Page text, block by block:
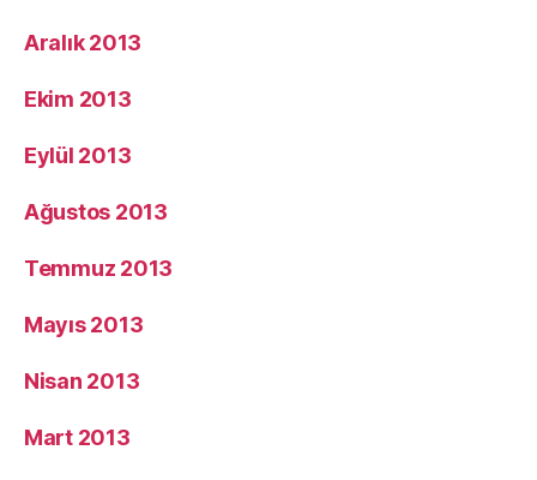
Aralık 2013
Ekim 2013
Eylül 2013
Ağustos 2013
Temmuz 2013
Mayıs 2013
Nisan 2013
Mart 2013